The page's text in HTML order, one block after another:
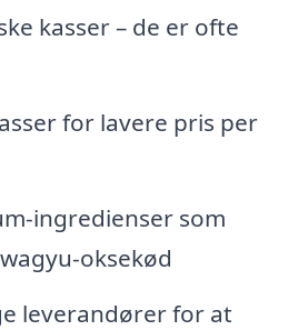
kasser – de er ofte
for lavere pris per
ingredienser som
oksekød
leverandører for at